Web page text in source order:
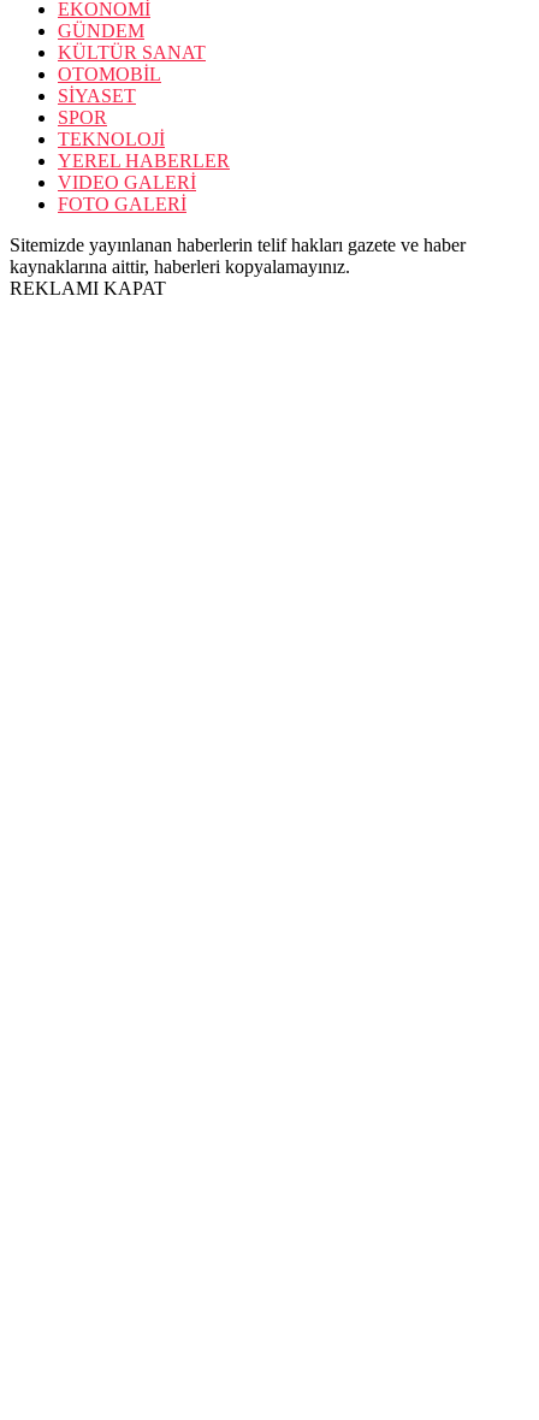
EKONOMİ
GÜNDEM
KÜLTÜR SANAT
OTOMOBİL
SİYASET
SPOR
TEKNOLOJİ
YEREL HABERLER
VIDEO GALERİ
FOTO GALERİ
Sitemizde yayınlanan haberlerin telif hakları gazete ve haber
kaynaklarına aittir, haberleri kopyalamayınız.
REKLAMI KAPAT